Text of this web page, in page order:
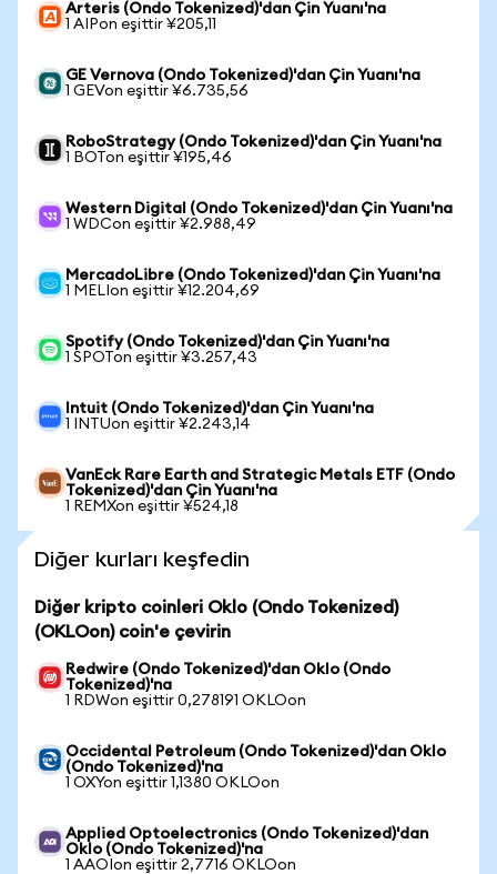
Arteris (Ondo Tokenized)'dan Çin Yuanı'na
1 AIPon eşittir ¥205,11
GE Vernova (Ondo Tokenized)'dan Çin Yuanı'na
1 GEVon eşittir ¥6.735,56
RoboStrategy (Ondo Tokenized)'dan Çin Yuanı'na
1 BOTon eşittir ¥195,46
Western Digital (Ondo Tokenized)'dan Çin Yuanı'na
1 WDCon eşittir ¥2.988,49
MercadoLibre (Ondo Tokenized)'dan Çin Yuanı'na
1 MELIon eşittir ¥12.204,69
Spotify (Ondo Tokenized)'dan Çin Yuanı'na
1 SPOTon eşittir ¥3.257,43
Intuit (Ondo Tokenized)'dan Çin Yuanı'na
1 INTUon eşittir ¥2.243,14
VanEck Rare Earth and Strategic Metals ETF (Ondo
Tokenized)'dan Çin Yuanı'na
1 REMXon eşittir ¥524,18
Diğer kurları keşfedin
Diğer kripto coinleri Oklo (Ondo Tokenized)
(OKLOon) coin'e çevirin
Redwire (Ondo Tokenized)'dan Oklo (Ondo
Tokenized)'na
1 RDWon eşittir 0,278191 OKLOon
Occidental Petroleum (Ondo Tokenized)'dan Oklo
(Ondo Tokenized)'na
1 OXYon eşittir 1,1380 OKLOon
Applied Optoelectronics (Ondo Tokenized)'dan
Oklo (Ondo Tokenized)'na
1 AAOIon eşittir 2,7716 OKLOon